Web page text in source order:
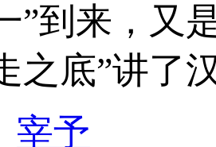
”到来，又
之底”讲了
宰予